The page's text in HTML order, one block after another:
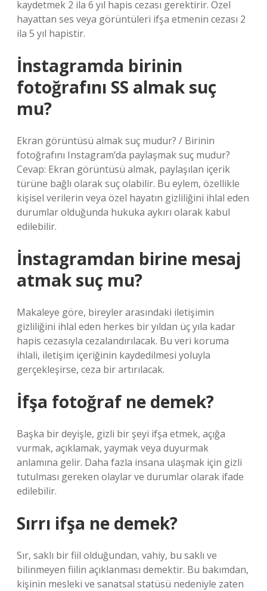
kaydetmek 2 ila 6 yıl hapis cezası gerektirir. Özel
hayattan ses veya görüntüleri ifşa etmenin cezası 2
ila 5 yıl hapistir.
İnstagramda birinin
fotoğrafını SS almak suç
mu?
Ekran görüntüsü almak suç mudur? / Birinin
fotoğrafını Instagram’da paylaşmak suç mudur?
Cevap: Ekran görüntüsü almak, paylaşılan içerik
türüne bağlı olarak suç olabilir. Bu eylem, özellikle
kişisel verilerin veya özel hayatın gizliliğini ihlal eden
durumlar olduğunda hukuka aykırı olarak kabul
edilebilir.
İnstagramdan birine mesaj
atmak suç mu?
Makaleye göre, bireyler arasındaki iletişimin
gizliliğini ihlal eden herkes bir yıldan üç yıla kadar
hapis cezasıyla cezalandırılacak. Bu veri koruma
ihlali, iletişim içeriğinin kaydedilmesi yoluyla
gerçekleşirse, ceza bir artırılacak.
İfşa fotoğraf ne demek?
Başka bir deyişle, gizli bir şeyi ifşa etmek, açığa
vurmak, açıklamak, yaymak veya duyurmak
anlamına gelir. Daha fazla insana ulaşmak için gizli
tutulması gereken olaylar ve durumlar olarak ifade
edilebilir.
Sırrı ifşa ne demek?
Sır, saklı bir fiil olduğundan, vahiy, bu saklı ve
bilinmeyen fiilin açıklanması demektir. Bu bakımdan,
kişinin mesleki ve sanatsal statüsü nedeniyle zaten